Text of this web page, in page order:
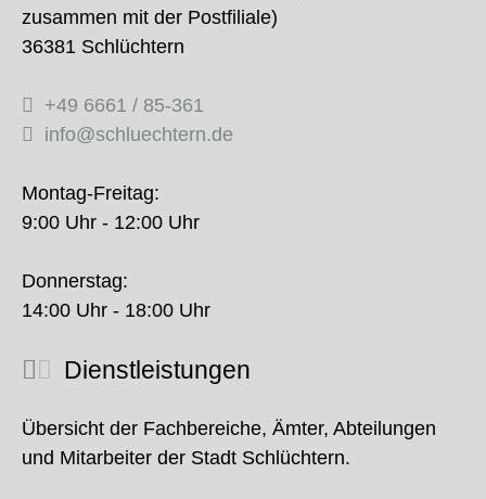
zusammen mit der Postfiliale)
36381 Schlüchtern
+49 6661 / 85-361
info@schluechtern.de
Montag-Freitag:
9:00 Uhr - 12:00 Uhr
Donnerstag:
14:00 Uhr - 18:00 Uhr
Dienstleistungen
Übersicht der Fachbereiche, Ämter, Abteilungen
und Mitarbeiter der Stadt Schlüchtern.